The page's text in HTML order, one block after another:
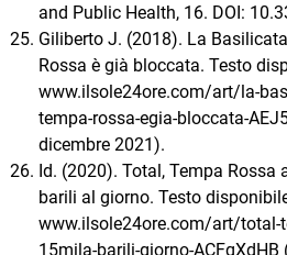
and Public Health, 16. DOI:
Giliberto J. (2018). La
Rossa è già bloccata. Testo
www.ilsole24ore.com/art/la-
tempa-rossa-egia-bloccata-
dicembre 2021).
Id. (2020). Total, Tempa Rossa
barili al giorno. Testo
www.ilsole24ore.com/art/total-
15mila-barili-giorno-